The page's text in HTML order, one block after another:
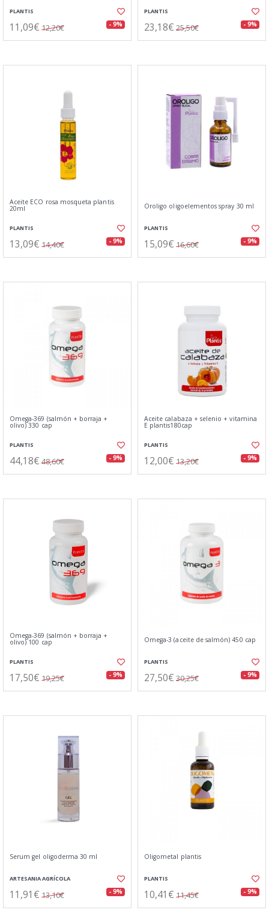
PLANTIS
11,09€ 12,20€ - 9%
PLANTIS
23,18€ 25,50€ - 9%
Aceite ECO rosa mosqueta plantis
20ml
PLANTIS
13,09€ 14,40€ - 9%
Oroligo oligoelementos spray 30 ml
PLANTIS
15,09€ 16,60€ - 9%
Omega-369 (salmón + borraja +
olivo) 330 cap
PLANTIS
44,18€ 48,60€ - 9%
Aceite calabaza + selenio + vitamina
E plantis180cap
PLANTIS
12,00€ 13,20€ - 9%
Omega-369 (salmón + borraja +
olivo) 100 cap
PLANTIS
17,50€ 19,25€ - 9%
Omega-3 (aceite de salmón) 450 cap
PLANTIS
27,50€ 30,25€ - 9%
Serum gel oligoderma 30 ml
ARTESANIA AGRÍCOLA
11,91€ 13,10€ - 9%
Oligometal plantis
PLANTIS
10,41€ 11,45€ - 9%